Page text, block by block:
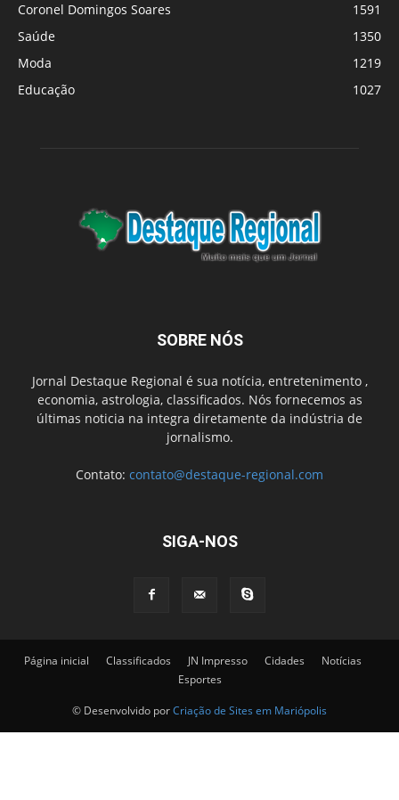
Coronel Domingos Soares
1591
Saúde
1350
Moda
1219
Educação
1027
SOBRE NÓS
Jornal Destaque Regional é sua notícia, entretenimento ,
economia, astrologia, classificados. Nós fornecemos as
últimas noticia na integra diretamente da indústria de
jornalismo.
Contato: contato@destaque-regional.com
SIGA-NOS
Página inicial Classificados JN Impresso Cidades
Notícias
Esportes
© Desenvolvido porCriação de Sites em Mariópolis